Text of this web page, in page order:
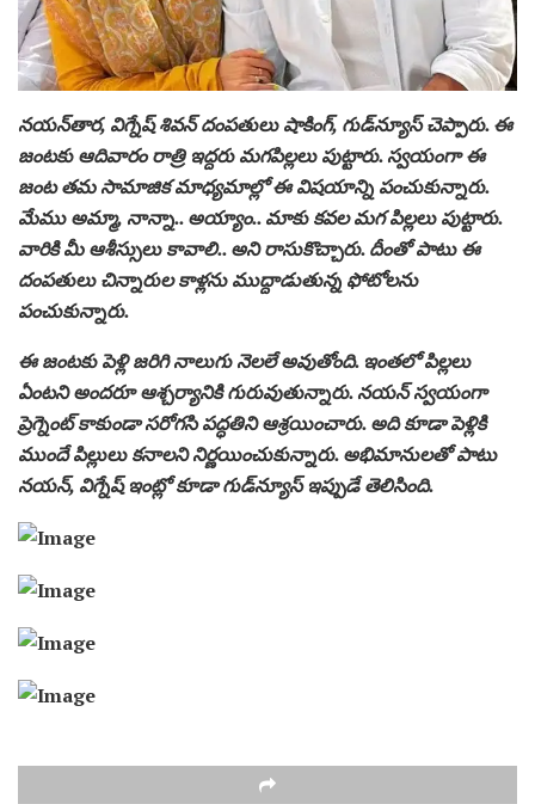
నయన్‌తార, విగ్నేష్‌ శివన్ దంపతులు షాకింగ్, గుడ్‌న్యూస్‌ చెప్పారు. ఈ
జంటకు ఆదివారం రాత్రి ఇద్దరు మగపిల్లలు పుట్టారు. స్వయంగా ఈ
జంట తమ సామాజిక మాధ్యమాల్లో ఈ విషయాన్ని పంచుకున్నారు.
మేము అమ్మా, నాన్నా.. అయ్యాం.. మాకు కవల మగ పిల్లలు పుట్టారు.
వారికి మీ ఆశీస్సులు కావాలి.. అని రాసుకొచ్చారు. దీంతో పాటు ఈ
దంపతులు చిన్నారుల కాళ్లను ముద్దాడుతున్న ఫోటోలను
పంచుకున్నారు.
ఈ జంటకు పెళ్లి జరిగి నాలుగు నెలలే అవుతోంది. ఇంతలో పిల్లలు
ఏంటని అందరూ ఆశ్చర్యానికి గురువుతున్నారు. నయన్ స్వయంగా
ప్రెగ్నెంట్ కాకుండా సరోగసి పద్ధతిని ఆశ్రయించారు. అది కూడా పెళ్లికి
ముందే పిల్లులు కనాలని నిర్ణయించుకున్నారు. అభిమానులతో పాటు
నయన్, విగ్నేష్ ఇంట్లో కూడా గుడ్‌న్యూస్ ఇప్పుడే తెలిసింది.